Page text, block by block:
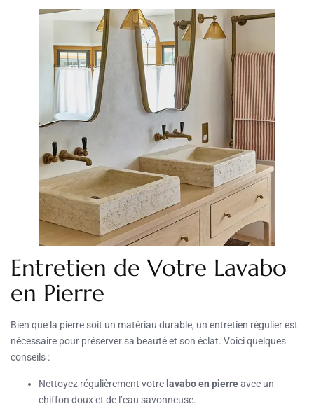
Entretien de Votre Lavabo
en Pierre
Bien que la pierre soit un matériau durable, un entretien régulier est
nécessaire pour préserver sa beauté et son éclat. Voici quelques
conseils :
Nettoyez régulièrement votre lavabo en pierreavec un
chiffon doux et de l’eau savonneuse.